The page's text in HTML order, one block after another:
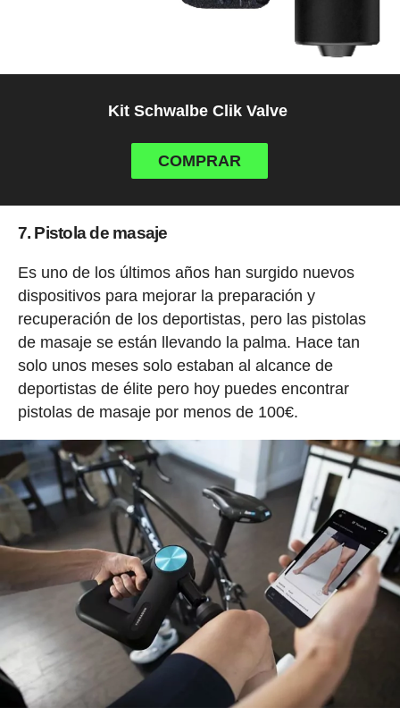
Kit Schwalbe Clik Valve
COMPRAR
7. Pistola de masaje
Es uno de los últimos años han surgido nuevos
dispositivos para mejorar la preparación y
recuperación de los deportistas, pero las pistolas
de masaje se están llevando la palma. Hace tan
solo unos meses solo estaban al alcance de
deportistas de élite pero hoy puedes encontrar
pistolas de masaje por menos de 100€.